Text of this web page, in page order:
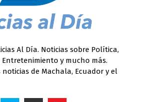
Al Día. Noticias sobre Política,
Entretenimiento y mucho más.
de Machala, Ecuador y el